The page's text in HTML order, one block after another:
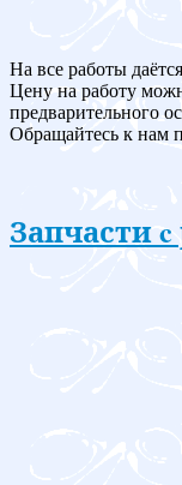
На все работы
Цену на работу
предварительного
Обращайтесь к нам
Запчасти